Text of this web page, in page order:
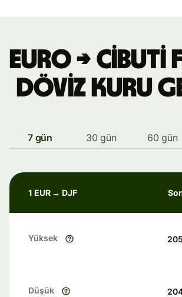
Euro → Cibuti
döviz kuru
7 gün 30 gün 60 gün
1 EUR → DJF
Yüksek
Düşük